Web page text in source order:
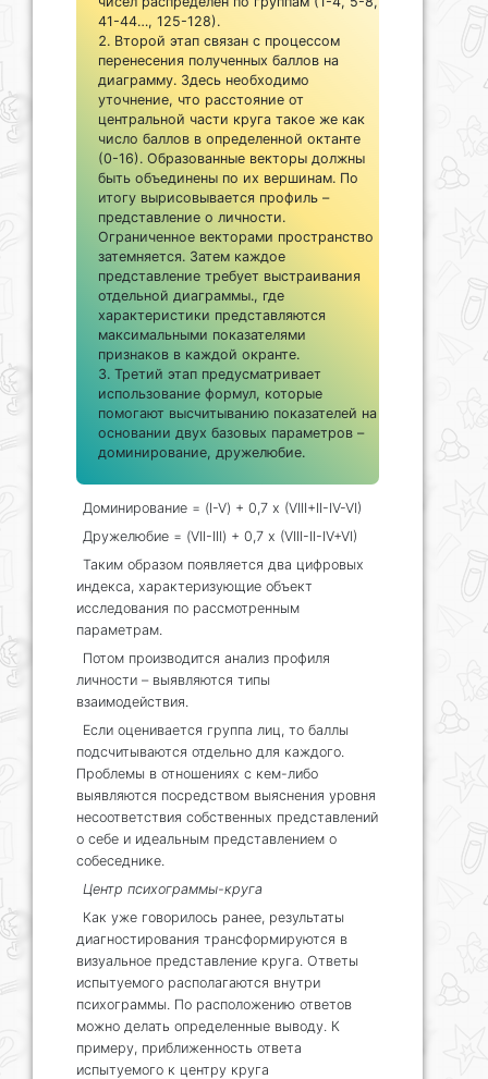
41-44…, 125-128).
Второй этап связан с процессом
перенесения полученных баллов на
диаграмму. Здесь необходимо
уточнение, что расстояние от
центральной части круга такое же как
число баллов в определенной октанте
(0-16). Образованные векторы должны
быть объединены по их вершинам. По
итогу вырисовывается профиль –
представление о личности.
Ограниченное векторами пространство
затемняется. Затем каждое
представление требует выстраивания
отдельной диаграммы., где
характеристики представляются
максимальными показателями
признаков в каждой окранте.
Третий этап предусматривает
использование формул, которые
помогают высчитыванию показателей на
основании двух базовых параметров –
доминирование, дружелюбие.
Доминирование = (I-V) + 0,7 x (VIII+II-IV-VI)
Дружелюбие = (VII-III) + 0,7 x (VIII-II-IV+VI)
Таким образом появляется два цифровых
индекса, характеризующие объект
исследования по рассмотренным
параметрам.
Потом производится анализ профиля
личности – выявляются типы
взаимодействия.
Если оценивается группа лиц, то баллы
подсчитываются отдельно для каждого.
Проблемы в отношениях с кем-либо
выявляются посредством выяснения уровня
несоответствия собственных представлений
о себе и идеальным представлением о
собеседнике.
Центр психограммы-круга
Как уже говорилось ранее, результаты
диагностирования трансформируются в
визуальное представление круга. Ответы
испытуемого располагаются внутри
психограммы. По расположению ответов
можно делать определенные выводу. К
примеру, приближенность ответа
испытуемого к центру круга